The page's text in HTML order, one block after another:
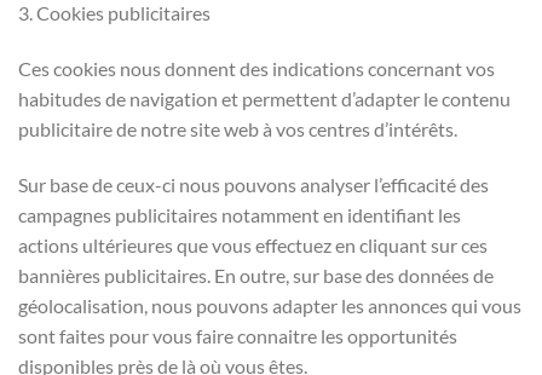
3. Cookies publicitaires
Ces cookies nous donnent des indications concernant vos
habitudes de navigation et permettent d’adapter le contenu
publicitaire de notre site web à vos centres d’intérêts.
Sur base de ceux-ci nous pouvons analyser l’efficacité des
campagnes publicitaires notamment en identifiant les
actions ultérieures que vous effectuez en cliquant sur ces
bannières publicitaires. En outre, sur base des données de
géolocalisation, nous pouvons adapter les annonces qui vous
sont faites pour vous faire connaitre les opportunités
disponibles près de là où vous êtes.